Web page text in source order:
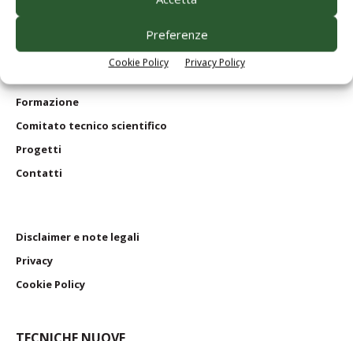
Preferenze
Cookie Policy Privacy Policy
Le nostre riviste
Formazione
Comitato tecnico scientifico
Progetti
Contatti
Disclaimer e note legali
Privacy
Cookie Policy
TECNICHE NUOVE